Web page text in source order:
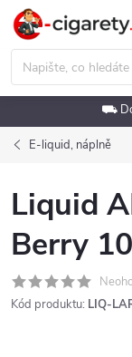
Přejít
obsah
⛟
E-liquid, náplně
Liquid
Berry
Kód produktu: LIQ-